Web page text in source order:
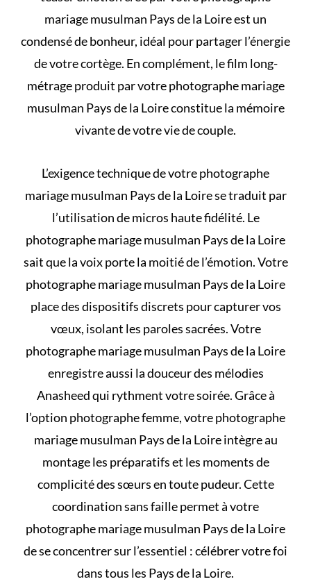
mariage musulman Pays de la Loire est un
condensé de bonheur, idéal pour partager l’énergie
de votre cortège. En complément, le film long-
métrage produit par votre photographe mariage
musulman Pays de la Loire constitue la mémoire
vivante de votre vie de couple.
L’exigence technique de votre photographe
mariage musulman Pays de la Loire se traduit par
l’utilisation de micros haute fidélité. Le
photographe mariage musulman Pays de la Loire
sait que la voix porte la moitié de l’émotion. Votre
photographe mariage musulman Pays de la Loire
place des dispositifs discrets pour capturer vos
vœux, isolant les paroles sacrées. Votre
photographe mariage musulman Pays de la Loire
enregistre aussi la douceur des mélodies
Anasheed qui rythment votre soirée. Grâce à
l’option photographe femme, votre photographe
mariage musulman Pays de la Loire intègre au
montage les préparatifs et les moments de
complicité des sœurs en toute pudeur. Cette
coordination sans faille permet à votre
photographe mariage musulman Pays de la Loire
de se concentrer sur l’essentiel : célébrer votre foi
dans tous les Pays de la Loire.